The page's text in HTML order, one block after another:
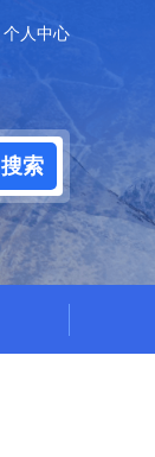
个人中心
搜索